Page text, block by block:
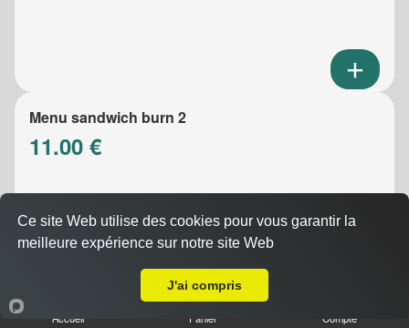
Menu sandwich burn 2
11.00 €
Salade, tomates, oignons, frites, 1 boisson 33 cl
Accueil Panier Compte
Ce site Web utilise des cookies pour vous garantir la
meilleure expérience sur notre site Web
J'ai compris